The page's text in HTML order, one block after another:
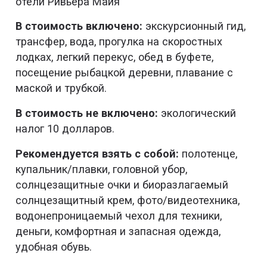
В стоимость включено: экскурсионный гид,
трансфер, вода, прогулка на скоростных
лодках, легкий перекус, обед в буфете,
посещение рыбацкой деревни, плавание с
маской и трубкой.
В стоимость не включено: экологический
налог 10 долларов.
Рекомендуется взять с собой: полотенце,
купальник/плавки, головной убор,
солнцезащитные очки и биоразлагаемый
солнцезащитный крем, фото/видеотехника,
водонепроницаемый чехол для техники,
деньги, комфортная и запасная одежда,
удобная обувь.